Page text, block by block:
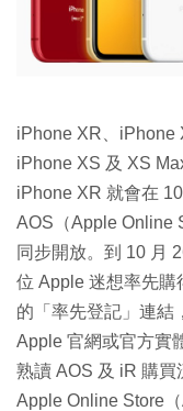
iPhone XR、iPhone
iPhone XS 及 XS
iPhone XR 就會在
AOS（Apple Online
同步開放。到 10 月
位 Apple 迷想率先
的「率先登記」連結
Apple 官網或官方實
熟讀 AOS 及 iR 購買
Apple Online Store